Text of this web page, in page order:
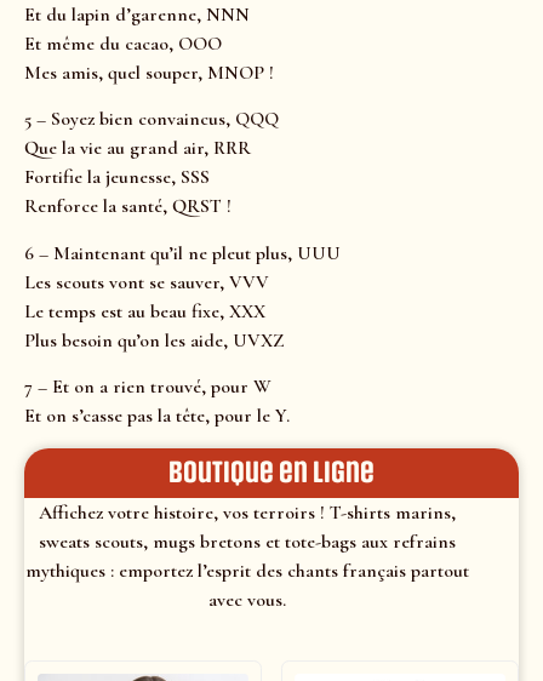
Et du lapin d’garenne, NNN
Et même du cacao, OOO
Mes amis, quel souper, MNOP !
5 – Soyez bien convaincus, QQQ
Que la vie au grand air, RRR
Fortifie la jeunesse, SSS
Renforce la santé, QRST !
6 – Maintenant qu’il ne pleut plus, UUU
Les scouts vont se sauver, VVV
Le temps est au beau fixe, XXX
Plus besoin qu’on les aide, UVXZ
7 – Et on a rien trouvé, pour W
Et on s’casse pas la tête, pour le Y.
Boutique en ligne
Affichez votre histoire, vos terroirs ! T-shirts marins,
sweats scouts, mugs bretons et tote-bags aux refrains
mythiques : emportez l’esprit des chants français partout
avec vous.